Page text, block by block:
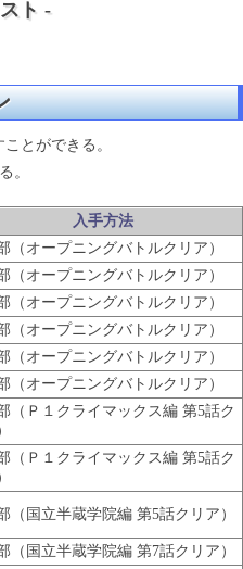
ト -
とができる。
。
入手方法
（オープニングバトルクリア）
（オープニングバトルクリア）
（オープニングバトルクリア）
（オープニングバトルクリア）
（オープニングバトルクリア）
（オープニングバトルクリア）
（Ｐ１クライマックス編 第5話ク
（Ｐ１クライマックス編 第5話ク
（国立半蔵学院編 第5話クリア）
（国立半蔵学院編 第7話クリア）